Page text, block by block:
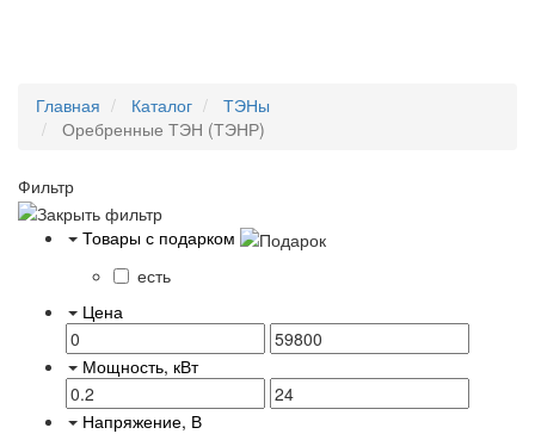
Главная Каталог
ТЭНы
Оребренные ТЭН (ТЭНР)
Фильтр
Товары с подарком
есть
Цена
Мощность, кВт
Напряжение, В